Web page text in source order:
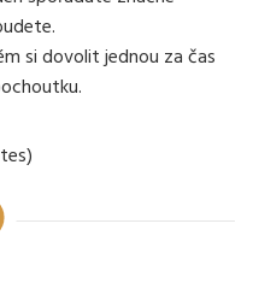
si dovolit jednou za čas